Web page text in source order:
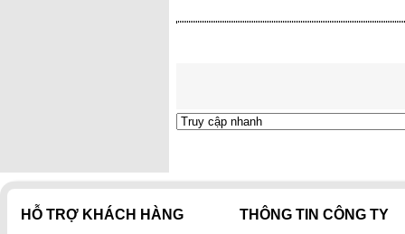
HỖ TRỢ KHÁCH HÀNG THÔNG TIN CÔNG TY